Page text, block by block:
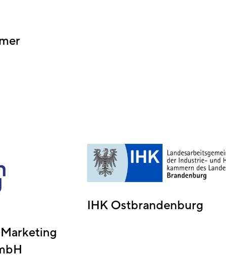
IHK Ostbrandenburg